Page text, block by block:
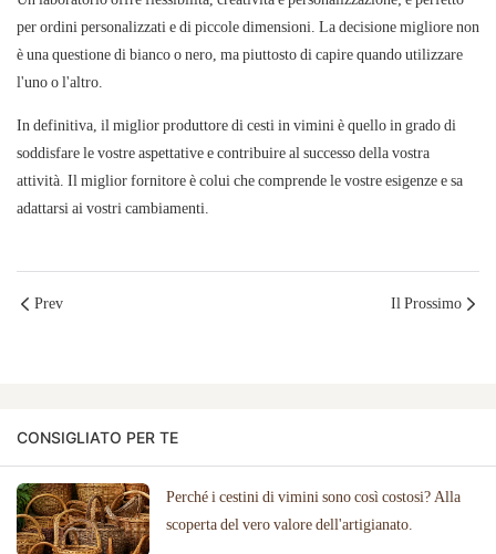
per ordini personalizzati e di piccole dimensioni. La decisione migliore non
è una questione di bianco o nero, ma piuttosto di capire quando utilizzare
l'uno o l'altro.
In definitiva, il miglior produttore di cesti in vimini è quello in grado di
soddisfare le vostre aspettative e contribuire al successo della vostra
attività. Il miglior fornitore è colui che comprende le vostre esigenze e sa
adattarsi ai vostri cambiamenti.
Prev Il Prossimo
CONSIGLIATO PER TE
Perché i cestini di vimini sono così costosi? Alla
scoperta del vero valore dell'artigianato.